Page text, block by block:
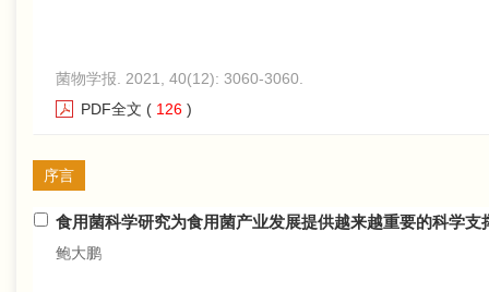
菌物学报. 2021, 40(12): 3060-3060.
PDF全文 ( 126 )
序言
食用菌科学研究为食用菌产业发展提供越来越重要的科学支
鲍大鹏